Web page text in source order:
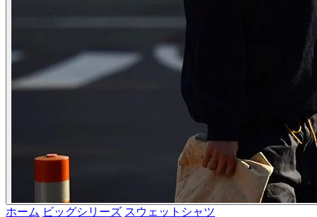
ホーム ビッグシリーズ スウェットシャツ